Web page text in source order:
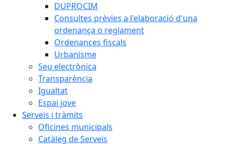
DUPROCIM
Consultes prèvies a l'elaboració d'una
ordenança o reglament
Ordenances fiscals
Urbanisme
Seu electrònica
Transparència
Igualtat
Espai jove
Serveis i tràmits
Oficines municipals
Catàleg de Serveis